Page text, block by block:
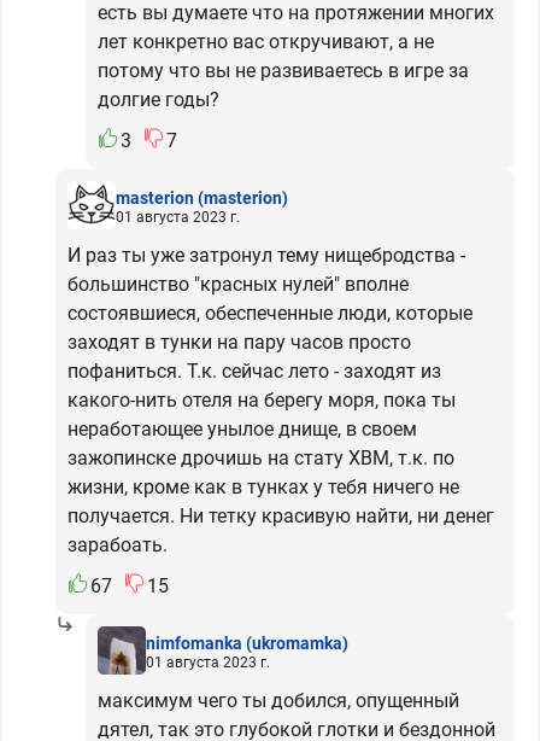
есть вы думаете что на протяжении многих
лет конкретно вас откручивают, а не
потому что вы не развиваетесь в игре за
долгие годы?
3
7
masterion(masterion)
01 августа 2023 г.
И раз ты уже затронул тему нищебродства -
большинство "красных нулей" вполне
состоявшиеся, обеспеченные люди, которые
заходят в тунки на пару часов просто
пофаниться. Т.к. сейчас лето - заходят из
какого-нить отеля на берегу моря, пока ты
неработающее унылое днище, в своем
зажопинске дрочишь на стату ХВМ, т.к. по
жизни, кроме как в тунках у тебя ничего не
получается. Ни тетку красивую найти, ни денег
зарабоать.
67
15
nimfomanka (ukromamka)
01 августа 2023 г.
максимум чего ты добился, опущенный
дятел, так это глубокой глотки и бездонной